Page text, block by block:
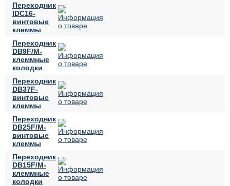
Переходник
IDC16-
винтовые
клеммы
Переходник
DB9F/M-
клеммные
колодки
Переходник
DB37F-
винтовые
клеммы
Переходник
DB25F/M-
винтовые
клеммы
Переходник
DB15F/M-
клеммные
колодки